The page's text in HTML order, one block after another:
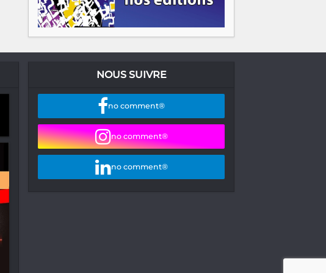
NOUS SUIVRE
no comment®
no comment®
no comment®